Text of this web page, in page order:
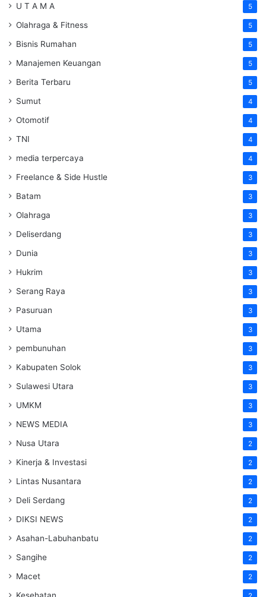
U T A M A 5
Olahraga & Fitness 5
Bisnis Rumahan 5
Manajemen Keuangan 5
Berita Terbaru 5
Sumut 4
Otomotif 4
TNI 4
media terpercaya 4
Freelance & Side Hustle 3
Batam 3
Olahraga 3
Deliserdang 3
Dunia 3
Hukrim 3
Serang Raya 3
Pasuruan 3
Utama 3
pembunuhan 3
Kabupaten Solok 3
Sulawesi Utara 3
UMKM 3
NEWS MEDIA 3
Nusa Utara 2
Kinerja & Investasi 2
Lintas Nusantara 2
Deli Serdang 2
DIKSI NEWS 2
Asahan-Labuhanbatu 2
Sangihe 2
Macet 2
Kesehatan